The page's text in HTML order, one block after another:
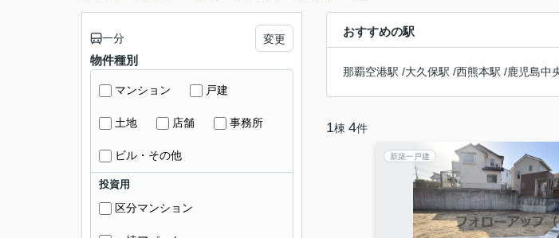
おすすめの駅
那覇空港駅 /大久保駅 /西熊本駅 /鹿児島中
1棟 4件
新築一戸建
一分 変更
物件種別
マンション 戸建
土地 店舗 事務所
ビル・その他
投資用
区分マンション